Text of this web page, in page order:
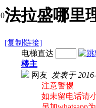
0法拉盛哪里
[复制链接]
电梯直达
楼主
网友 发表于
注意警惕
如未留电话请